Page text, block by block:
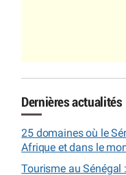
Dernières actualités
25 domaines où le
Afrique et dans le
Tourisme au Sénégal